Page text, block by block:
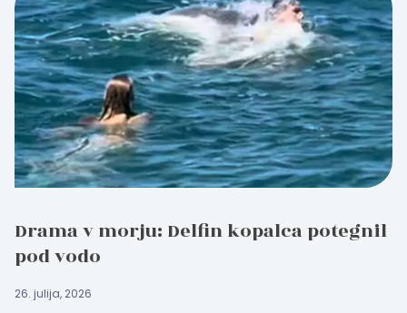
Drama v morju: Delfin kopalca potegnil
pod vodo
26. julija, 2026